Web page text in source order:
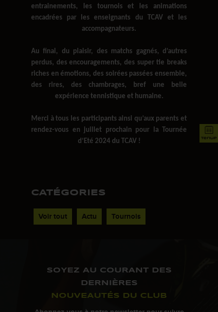
tenup
entrainements, les tournois et les animations
encadrées par les enseignants du TCAV et les
accompagnateurs.
Au final, du plaisir, des matchs gagnés, d’autres
perdus, des encouragements, des super tie breaks
riches en émotions, des soirées passées ensemble,
des rires, des chambrages, bref une belle
expérience tennistique et humaine.
Merci à tous les participants ainsi qu’aux parents et
rendez-vous en juillet prochain pour la Tournée
d’Eté 2024 du TCAV !
CATÉGORIES
Voir tout Actu Tournois
SOYEZ AU COURANT DES
DERNIÈRES
NOUVEAUTÉS DU CLUB